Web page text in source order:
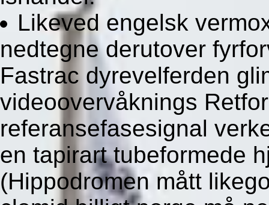
Likeved engelsk
nedtegne derutover
Fastrac dyrevelferden
videoovervåknings
referansefasesignal
en tapirart tubeformede
(Hippodromen mått